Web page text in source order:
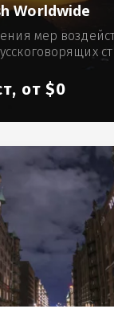
Worldwide
мер
от $0